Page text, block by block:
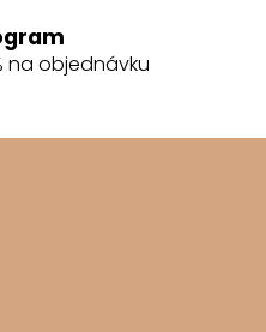
na objednávku